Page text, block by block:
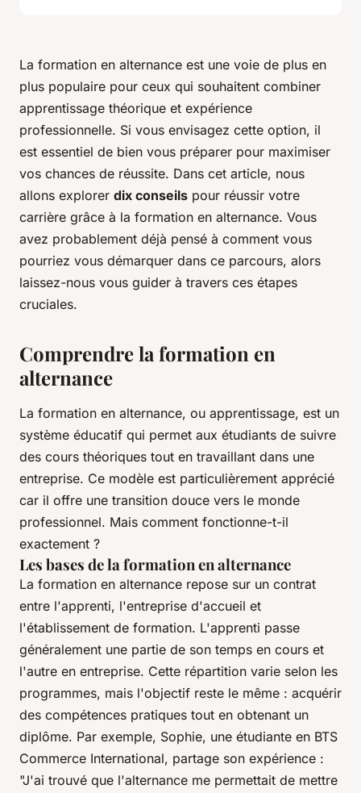
La formation en alternance est une voie de plus en
plus populaire pour ceux qui souhaitent combiner
apprentissage théorique et expérience
professionnelle. Si vous envisagez cette option, il
est essentiel de bien vous préparer pour maximiser
vos chances de réussite. Dans cet article, nous
allons explorer dix conseils pour réussir votre
carrière grâce à la formation en alternance. Vous
avez probablement déjà pensé à comment vous
pourriez vous démarquer dans ce parcours, alors
laissez-nous vous guider à travers ces étapes
cruciales.
Comprendre la formation en
alternance
La formation en alternance, ou apprentissage, est un
système éducatif qui permet aux étudiants de suivre
des cours théoriques tout en travaillant dans une
entreprise. Ce modèle est particulièrement apprécié
car il offre une transition douce vers le monde
professionnel. Mais comment fonctionne-t-il
exactement ?
Les bases de la formation en alternance
La formation en alternance repose sur un contrat
entre l'apprenti, l'entreprise d'accueil et
l'établissement de formation. L'apprenti passe
généralement une partie de son temps en cours et
l'autre en entreprise. Cette répartition varie selon les
programmes, mais l'objectif reste le même : acquérir
des compétences pratiques tout en obtenant un
diplôme. Par exemple, Sophie, une étudiante en BTS
Commerce International, partage son expérience :
"J'ai trouvé que l'alternance me permettait de mettre